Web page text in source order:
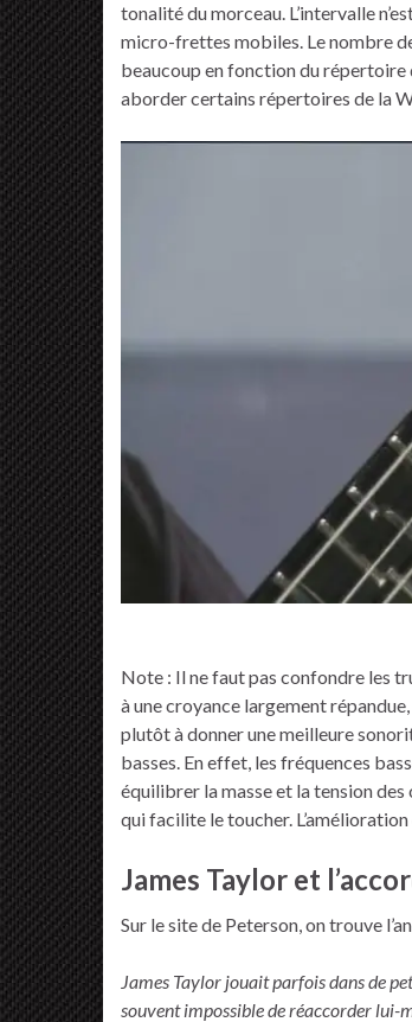
tonalité du morceau. L’intervalle
micro-frettes mobiles. Le nombre
beaucoup en fonction du répertoire
aborder certains répertoires de la
Note : Il ne faut pas confondre les
à une croyance largement
plutôt à donner une meilleure
basses. En effet, les fréquences
équilibrer la masse et la tension
qui facilite le toucher.
James Taylor et
Sur le site de Peterson, on trouve
James Taylor jouait parfois dans de
souvent impossible de réaccorder lui-